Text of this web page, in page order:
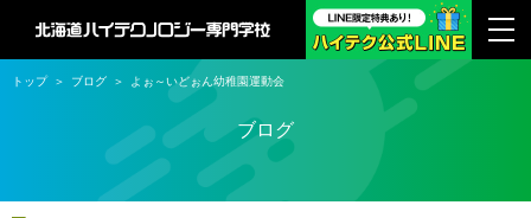
ブログ
トップ ブログ よぉ～いどぉん幼稚園運動会